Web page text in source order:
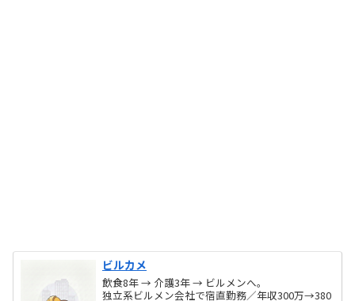
ビルカメ
飲食8年 → 介護3年 → ビルメンへ。
独立系ビルメン会社で宿直勤務／年収300万→380